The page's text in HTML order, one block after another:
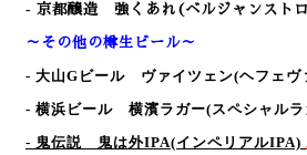
- 京都醸造 強くあれ (ベルジャンスト
～その他の樽生ビール～
- 大山Gビール ヴァイツェン(ヘフェヴ
- 横浜ビール 横濱ラガー(スペシャル
- 鬼伝説 鬼は外IPA(インペリアルIPA)